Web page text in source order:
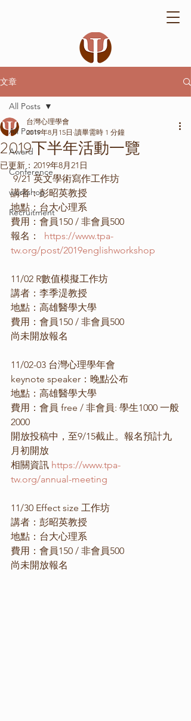
文章
All Posts
Award
Conference
workshop
Recruitment
All Posts
2019下半年活動一覽
台灣心理學會
2019年8月15日 讀畢需時 1 分鐘
已更新： 2019年8月21日
9/21 英文學術寫作工作坊
講者：彭昭英教授
地點：台大心理系
費用：會員150 / 非會員500
報名： https://www.tpa-
tw.org/post/2019englishworkshop
11/02 R數值模擬工作坊
講者：李季湜教授
地點：高雄醫學大學
費用：會員150 / 非會員500
尚未開放報名
11/02-03 台灣心理學年會
keynote speaker：晚點公布
地點：高雄醫學大學
費用：會員 free / 非會員: 學生1000 一般
2000
開放投稿中，至9/15截止。報名預計九
月初開放
相關資訊 https://www.tpa-
tw.org/annual-meeting
11/30 Effect size 工作坊
講者：彭昭英教授
地點：台大心理系
費用：會員150 / 非會員500
尚未開放報名